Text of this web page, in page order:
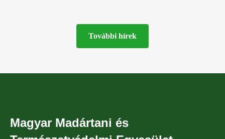
További hírek
Magyar Madártani és